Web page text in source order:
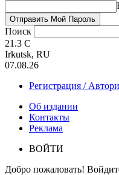
Поиск
21.3 C
Irkutsk, RU
07.08.26
Регистрация /
Об издании
Контакты
Реклама
ВОЙТИ
Добро пожаловать!